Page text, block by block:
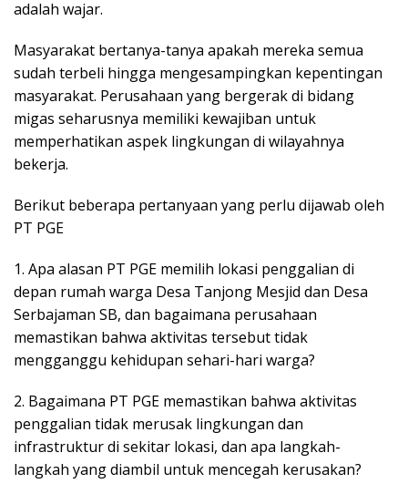
adalah wajar.
Masyarakat bertanya-tanya apakah mereka semua
sudah terbeli hingga mengesampingkan kepentingan
masyarakat. Perusahaan yang bergerak di bidang
migas seharusnya memiliki kewajiban untuk
memperhatikan aspek lingkungan di wilayahnya
bekerja.
Berikut beberapa pertanyaan yang perlu dijawab oleh
PT PGE
1. Apa alasan PT PGE memilih lokasi penggalian di
depan rumah warga Desa Tanjong Mesjid dan Desa
Serbajaman SB, dan bagaimana perusahaan
memastikan bahwa aktivitas tersebut tidak
mengganggu kehidupan sehari-hari warga?
2. Bagaimana PT PGE memastikan bahwa aktivitas
penggalian tidak merusak lingkungan dan
infrastruktur di sekitar lokasi, dan apa langkah-
langkah yang diambil untuk mencegah kerusakan?